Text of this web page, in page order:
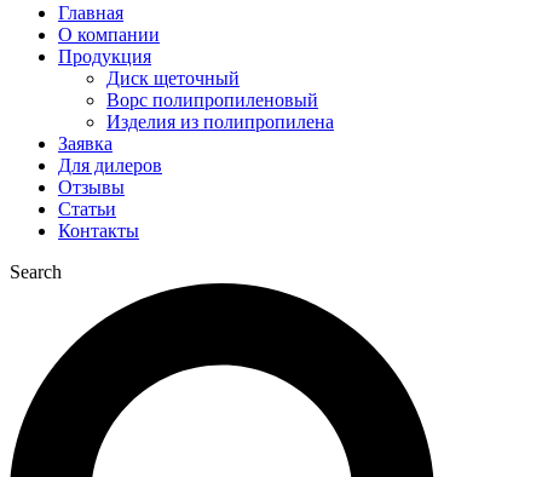
Главная
О компании
Продукция
Диск щеточный
Ворс полипропиленовый
Изделия из полипропилена
Заявка
Для дилеров
Отзывы
Статьи
Контакты
Search